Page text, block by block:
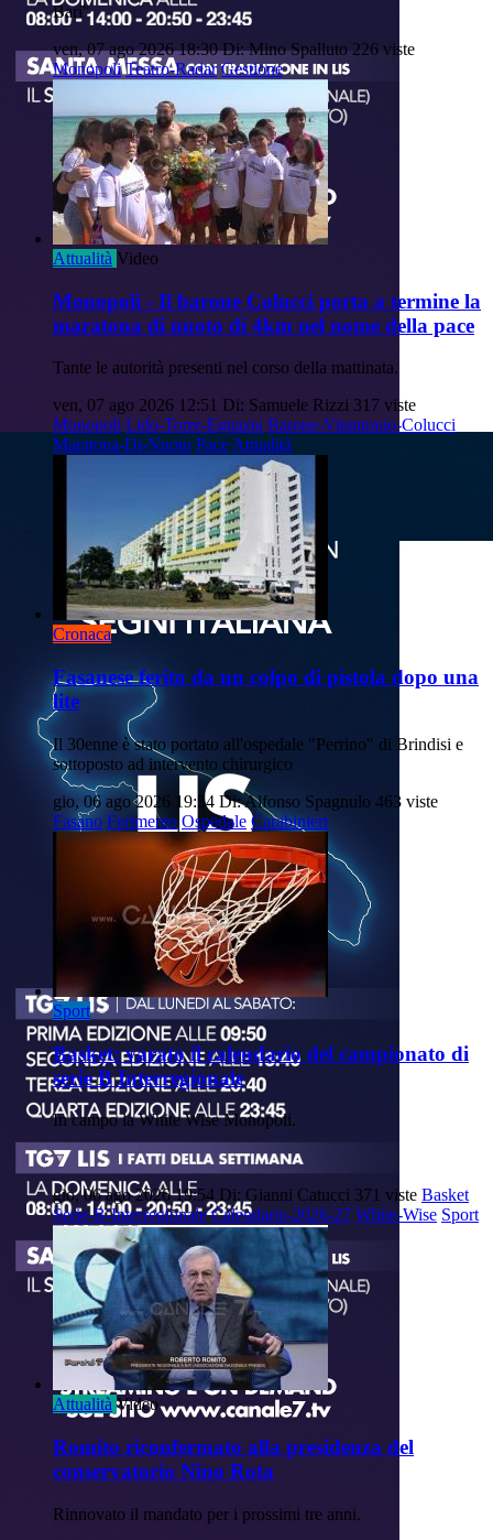
Bari"
ven, 07 ago 2026 18:30 Di: Mino Spalluto 226 viste
Monopoli Teatro-Radar Gestione
Attualità Video
Monopoli - Il barone Colucci porta a termine la
maratona di nuoto di 4km nel nome della pace
Tante le autorità presenti nel corso della mattinata.
ven, 07 ago 2026 12:51 Di: Samuele Rizzi 317 viste
Monopoli Lido-Torre-Egnazia Barone-Vitantonio-Colucci
Maratona-Di-Nuoto PaceAttualità
Cronaca
Fasanese ferito da un colpo di pistola dopo una
lite
Il 30enne è stato portato all'ospedale "Perrino" di Brindisi e
sottoposto ad intervento chirurgico
gio, 06 ago 2026 19:54 Di: Alfonso Spagnulo 463 viste
Fasano Ferimento Ospedale Carabinieri
Sport
Basket: varato il calendario del campionato di
serie B Interregionale
In campo la White Wise Monopoli.
gio, 06 ago 2026 19:54 Di: Gianni Catucci 371 viste Basket
Serie-B-Interregionale Calendario-2026-27 White-Wise Sport
Attualità Video
Romito riconfermato alla presidenza del
conservatorio Nino Rota
Rinnovato il mandato per i prossimi tre anni.